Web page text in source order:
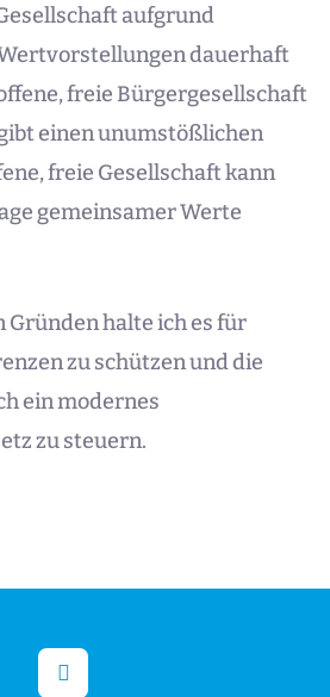
aufgrund
dauerhaft
freie Bürgergesellschaft
einen unumstößlichen
freie Gesellschaft kann
gemeinsamer Werte
Gründen halte ich es für
zu schützen und die
ein modernes
zu steuern.